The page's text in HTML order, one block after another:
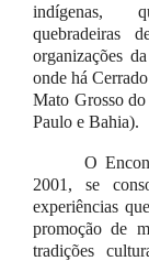
indígenas,
quebradeiras
organizações
onde há
Mato Grosso
Paulo e Bahia).
O
2001, se
experiências
promoção de
tradições